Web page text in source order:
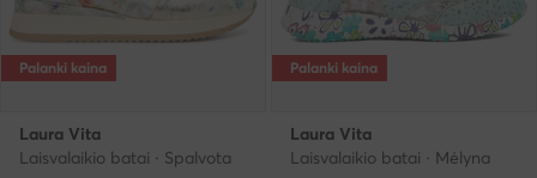
Palanki kaina
Laura Vita
Laisvalaikio batai · Spalvota
Palanki kaina
Laura Vita
Laisvalaikio batai · Mėlyna